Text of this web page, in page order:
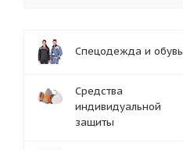
Спецодежда и обувь
Средства
индивидуальной
защиты